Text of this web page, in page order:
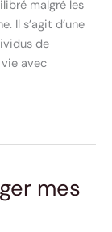
malgré les
Il s’agit d’une
de
avec
mes